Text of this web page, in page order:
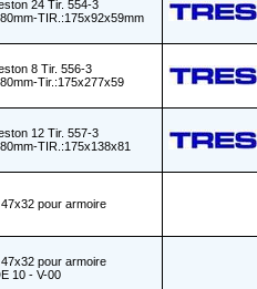
24 Tir. 554-3
TIR.:175x92x59mm
8 Tir. 556-3
Tir.:175x277x59
12 Tir. 557-3
TIR.:175x138x81
pour armoire
pour armoire
10 - V-00